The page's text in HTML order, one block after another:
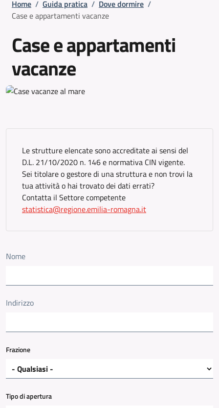
Home / Guida pratica / Dove dormire /
Case e appartamenti vacanze
Case e appartamenti
vacanze
Le strutture elencate sono accreditate ai sensi del
D.L. 21/10/2020 n. 146 e normativa CIN vigente.
Sei titolare o gestore di una struttura e non trovi la
tua attività o hai trovato dei dati errati?
Contatta il Settore competente
statistica@regione.emilia-romagna.it
Nome
Indirizzo
Frazione
Tipo di apertura